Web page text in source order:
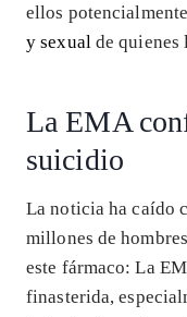
ellos
y sexual de quienes
La EMA
suicidio
La noticia ha caído
millones de
este fármaco: La
finasterida,